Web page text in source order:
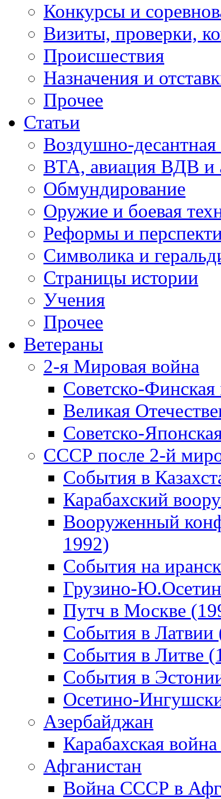
Конкурсы и
Визиты, проверки,
Происшествия
Назначения и
Прочее
Статьи
Воздушно-десантная
ВТА, авиация ВДВ и
Обмундирование
Оружие и боевая
Реформы и
Символика и
Страницы истории
Учения
Прочее
Ветераны
2-я Мировая война
Советско-
Великая
Советско-
СССР после 2-й
События в
Карабахский
Вооруженный
1992)
События на
Грузино-
Путч в Москве
События в Латвии
События в Литве
События в
Осетино-
Азербайджан
Карабахская
Афганистан
Война СССР в